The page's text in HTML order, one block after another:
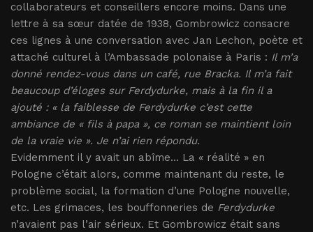
collaborateurs et conseillers encore moins. Dans une
lettre à sa sœur datée de 1938, Gombrowicz consacre
ces lignes à une conversation avec Jan Lechon, poète et
attaché culturel à l’Ambassade polonaise à Paris : Il m’a
donné rendez-vous dans un café, rue Bracka. Il m’a fait
beaucoup d’éloges sur Ferdydurke, mais à la fin il a
ajouté : « la faiblesse de Ferdydurke c’est cette
ambiance de « fils à papa », ce roman se maintient loin
de la vraie vie ». Je n’ai rien répondu.
Evidemment il y avait un abîme... La « réalité » en
Pologne c’était alors, comme maintenant du reste, le
problème social, la formation d’une Pologne nouvelle,
etc. Les grimaces, les bouffonneries de Ferdydurke
n’avaient pas l’air sérieux. Et Gombrowicz était sans